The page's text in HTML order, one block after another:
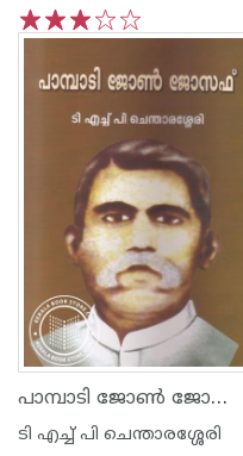
5
4
3
2
1
പാമ്പാടി ജോണ്‍ ജോസഫ്
ടി എച്ച് പി ചെന്താരശ്ശേരി